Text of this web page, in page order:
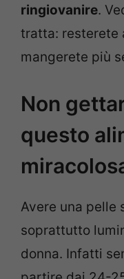
ringiovanire.
tratta: resterete
mangerete più
Non
questo
Avere una pelle
soprattutto
donna. Infatti